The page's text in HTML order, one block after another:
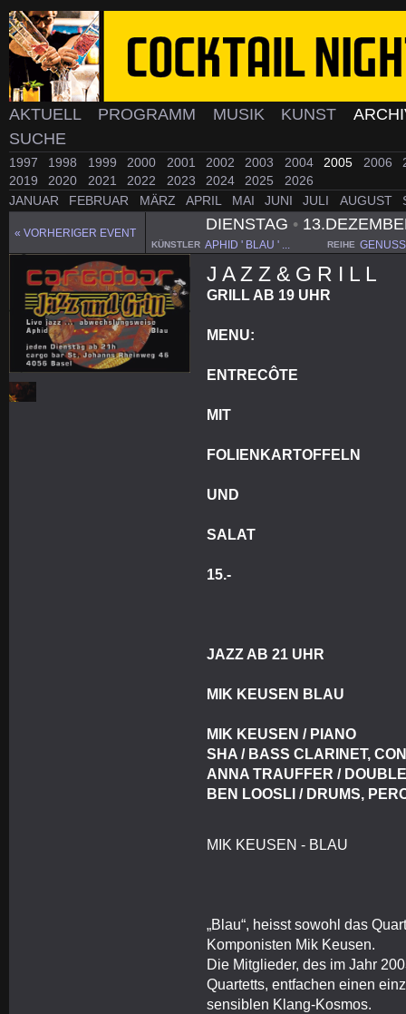
AKTUELL PROGRAMM MUSIK KUNST
SUCHE
1997 1998 1999 2000 2001 2002 2003 2004 2005 2006
2019
2020 2021 2022 2023 2024 2025
2026
JANUAR
FEBRUAR MÄRZ APRIL MAI JUNI JULI AUGUST
« VORHERIGER EVENT
DIENSTAG •
KÜNSTLER APHID ' BLAU ' ... REIHE GENUSS
J A Z Z & G R I L L
GRILL AB 19 UHR
MENU:
ENTRECÔTE
MIT
FOLIENKARTOFFELN
UND
SALAT
15.-
JAZZ AB 21 UHR
MIK KEUSEN BLAU
MIK KEUSEN / PIANO
SHA / BASS CLARINET,
ANNA TRAUFFER /
BEN LOOSLI / DRUMS,
MIK KEUSEN - BLAU
„Blau“, heisst sowohl das
Komponisten Mik Keusen.
Die Mitglieder, des im Jahr
Quartetts, entfachen einen
sensiblen Klang-Kosmos.